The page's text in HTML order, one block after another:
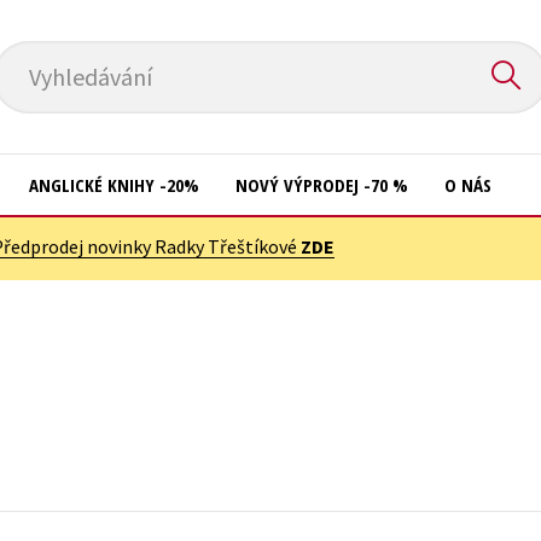
Vyhledávání
ANGLICKÉ KNIHY -20% NOVÝ VÝPRODEJ -70 % O NÁS
novinky Radky Třeštíkové ZDE